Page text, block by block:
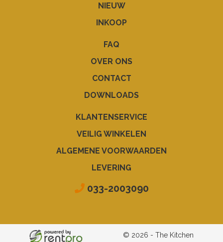
NIEUW
INKOOP
FAQ
OVER ONS
CONTACT
DOWNLOADS
KLANTENSERVICE
VEILIG WINKELEN
ALGEMENE VOORWAARDEN
LEVERING
033-2003090
© 2026 - The Kitchen